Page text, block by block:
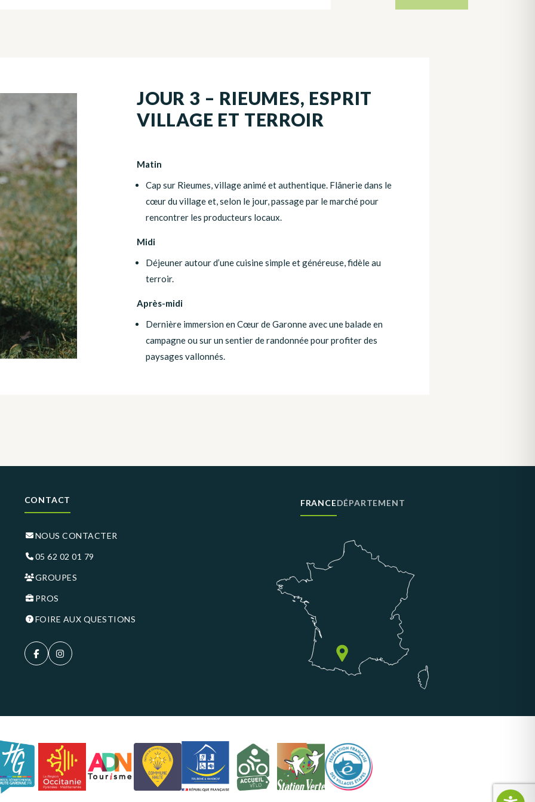
JOUR 3 – RIEUMES, ESPRIT
VILLAGE ET TERROIR
Matin
Cap sur Rieumes, village animé et authentique. Flânerie dans le
cœur du village et, selon le jour, passage par le marché pour
rencontrer les producteurs locaux.
Midi
Déjeuner autour d’une cuisine simple et généreuse, fidèle au
terroir.
Après-midi
Dernière immersion en Cœur de Garonne avec une balade en
campagne ou sur un sentier de randonnée pour profiter des
paysages vallonnés.
CONTACT
NOUS CONTACTER
05 62 02 01 79
GROUPES
PROS
FOIRE AUX QUESTIONS
FRANCEDÉPARTEMENT